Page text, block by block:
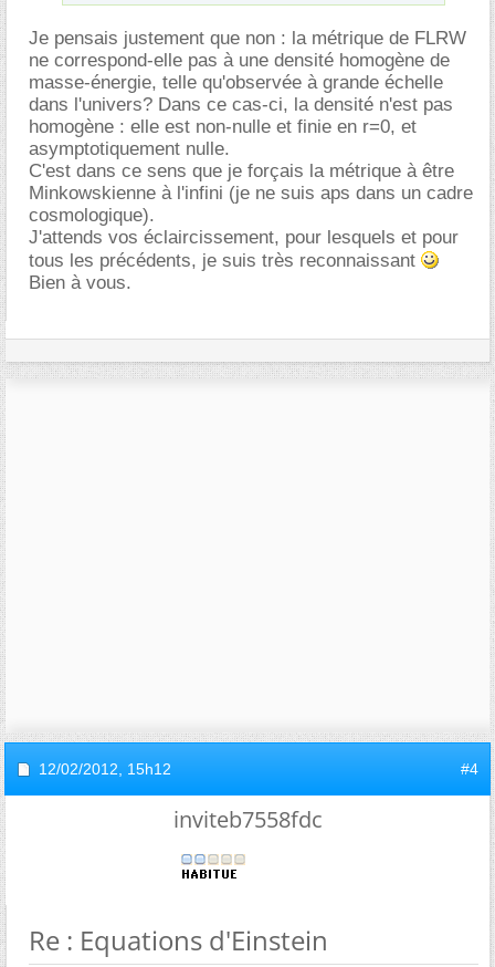
Je pensais justement que non : la métrique de FLRW
ne correspond-elle pas à une densité homogène de
masse-énergie, telle qu'observée à grande échelle
dans l'univers? Dans ce cas-ci, la densité n'est pas
homogène : elle est non-nulle et finie en r=0, et
asymptotiquement nulle.
C'est dans ce sens que je forçais la métrique à être
Minkowskienne à l'infini (je ne suis aps dans un cadre
cosmologique).
J'attends vos éclaircissement, pour lesquels et pour
tous les précédents, je suis très reconnaissant
Bien à vous.
12/02/2012, 15h12 #4
inviteb7558fdc
Re : Equations d'Einstein